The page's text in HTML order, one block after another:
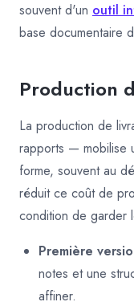
souvent d'un outil
base documentaire
Production
La production de
rapports — mobilise
forme, souvent au
réduit ce coût de
condition de garder
Première
notes et une
affiner.